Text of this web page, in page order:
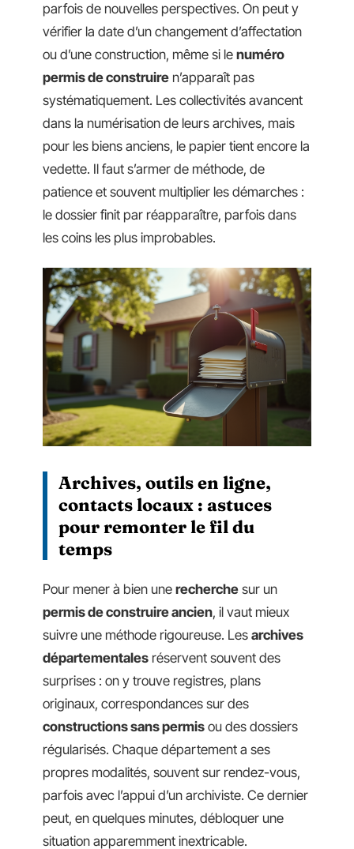
parfois de nouvelles perspectives. On peut y
vérifier la date d’un changement d’affectation
ou d’une construction, même si le numéro
permis de construire n’apparaît pas
systématiquement. Les collectivités avancent
dans la numérisation de leurs archives, mais
pour les biens anciens, le papier tient encore la
vedette. Il faut s’armer de méthode, de
patience et souvent multiplier les démarches :
le dossier finit par réapparaître, parfois dans
les coins les plus improbables.
Archives, outils en ligne,
contacts locaux : astuces
pour remonter le fil du
temps
Pour mener à bien une recherche sur un
permis de construire ancien, il vaut mieux
suivre une méthode rigoureuse. Les archives
départementales réservent souvent des
surprises : on y trouve registres, plans
originaux, correspondances sur des
constructions sans permis ou des dossiers
régularisés. Chaque département a ses
propres modalités, souvent sur rendez-vous,
parfois avec l’appui d’un archiviste. Ce dernier
peut, en quelques minutes, débloquer une
situation apparemment inextricable.